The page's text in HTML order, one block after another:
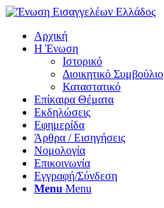
Αρχική
Η Ένωση
Ιστορικό
Διοικητικό Συμβούλιο
Καταστατικό
Επίκαιρα Θέματα
Εκδηλώσεις
Εφημερίδα
Άρθρα / Εισηγήσεις
Νομολογία
Επικοινωνία
Εγγραφή/Σύνδεση
Menu Menu